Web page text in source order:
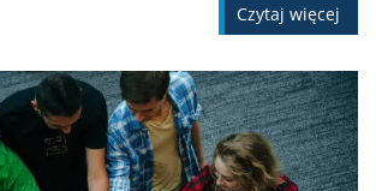
Czytaj więcej